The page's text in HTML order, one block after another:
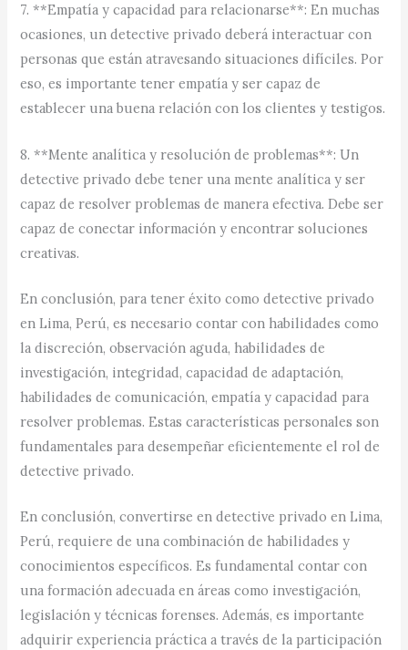
7. **Empatía y capacidad para relacionarse**: En muchas
ocasiones, un detective privado deberá interactuar con
personas que están atravesando situaciones difíciles. Por
eso, es importante tener empatía y ser capaz de
establecer una buena relación con los clientes y testigos.
8. **Mente analítica y resolución de problemas**: Un
detective privado debe tener una mente analítica y ser
capaz de resolver problemas de manera efectiva. Debe ser
capaz de conectar información y encontrar soluciones
creativas.
En conclusión, para tener éxito como detective privado
en Lima, Perú, es necesario contar con habilidades como
la discreción, observación aguda, habilidades de
investigación, integridad, capacidad de adaptación,
habilidades de comunicación, empatía y capacidad para
resolver problemas. Estas características personales son
fundamentales para desempeñar eficientemente el rol de
detective privado.
En conclusión, convertirse en detective privado en Lima,
Perú, requiere de una combinación de habilidades y
conocimientos específicos. Es fundamental contar con
una formación adecuada en áreas como investigación,
legislación y técnicas forenses. Además, es importante
adquirir experiencia práctica a través de la participación